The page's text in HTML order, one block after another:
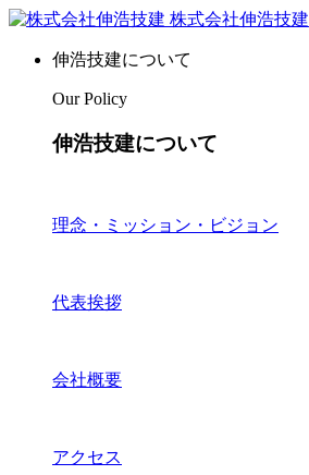
株式会社伸浩技建
伸浩技建について
Our Policy
伸浩技建について
理念・ミッション・ビジョン
代表挨拶
会社概要
アクセス